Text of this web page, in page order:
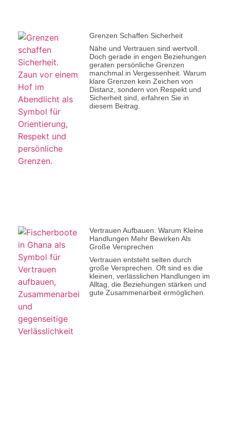
Grenzen Schaffen Sicherheit
Nähe und Vertrauen sind wertvoll.
Doch gerade in engen Beziehungen
geraten persönliche Grenzen
manchmal in Vergessenheit. Warum
klare Grenzen kein Zeichen von
Distanz, sondern von Respekt und
Sicherheit sind, erfahren Sie in
diesem Beitrag.
Vertrauen Aufbauen: Warum Kleine
Handlungen Mehr Bewirken Als
Große Versprechen
Vertrauen entsteht selten durch
große Versprechen. Oft sind es die
kleinen, verlässlichen Handlungen im
Alltag, die Beziehungen stärken und
gute Zusammenarbeit ermöglichen.